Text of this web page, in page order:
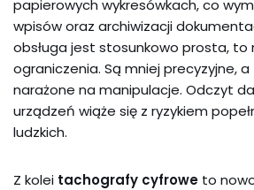
papierowych wykresówkach, co
wpisów oraz archiwizacji
obsługa jest stosunkowo prosta, to
ograniczenia. Są mniej precyzyjne,
narażone na manipulacje. Odczyt
urządzeń wiąże się z ryzykiem
ludzkich.
Z kolei tachografy cyfrowe to